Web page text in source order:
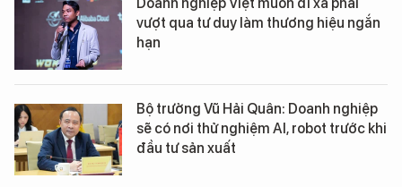
vượt qua tư duy làm thương hiệu ngắn
hạn
Bộ trưởng Vũ Hải Quân: Doanh nghiệp
sẽ có nơi thử nghiệm AI, robot trước khi
đầu tư sản xuất